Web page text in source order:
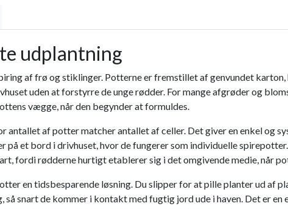
udplantning
af frø og stiklinger. Potterne er fremstillet af genvundet
uden at forstyrre de unge rødder. For mange afgrøder og
vægge, når den begynder at formuldes.
antallet af potter matcher antallet af celler. Det giver en enkel og
på et bord i drivhuset, hvor de fungerer som individuelle
fordi rødderne hurtigt etablerer sig i det omgivende medie, når
en tidsbesparende løsning. Du slipper for at pille planter ud af
snart de kommer i kontakt med fugtig jord ude i haven. Det er